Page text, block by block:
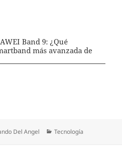
Band 9: ¿Qué
más avanzada de
Del Angel Categorías
Tecnología